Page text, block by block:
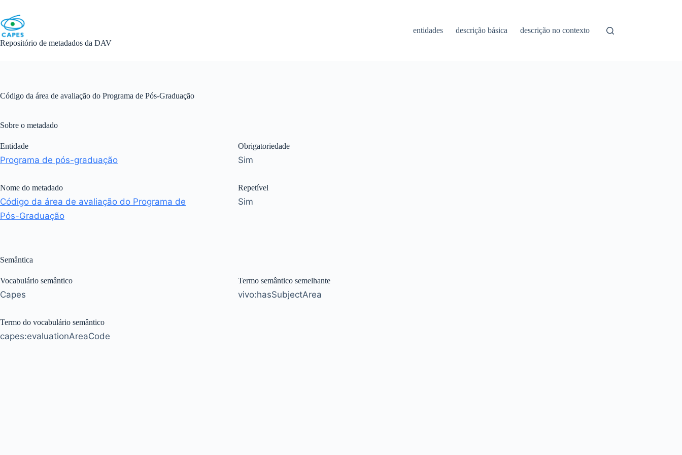
content
Repositório de metadados da DAV
entidades descrição básica descrição no contexto
Código da área de avaliação do Programa de Pós-Graduação
Sobre o metadado
Entidade
Programa de pós-graduação
Nome do metadado
Código da área de avaliação do Programa de
Pós-Graduação
Obrigatoriedade
Sim
Repetível
Sim
Semântica
Vocabulário semântico
Capes
Termo do vocabulário semântico
capes:evaluationAreaCode
Termo semântico semelhante
vivo:hasSubjectArea